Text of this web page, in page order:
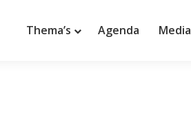
Thema’s Agenda Media